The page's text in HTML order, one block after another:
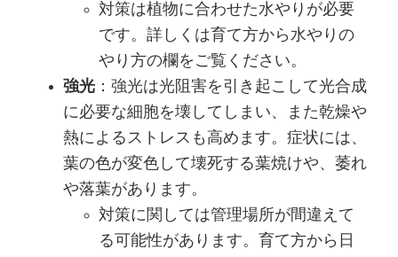
対策は植物に合わせた水やりが必要
です。詳しくは育て方から水やりの
やり方の欄をご覧ください。
強光 ：強光は光阻害を引き起こして光合成
に必要な細胞を壊してしまい、また乾燥や
熱によるストレスも高めます。症状には、
葉の色が変色して壊死する葉焼けや、萎れ
や落葉があります。
対策に関しては管理場所が間違えて
る可能性があります。育て方から日